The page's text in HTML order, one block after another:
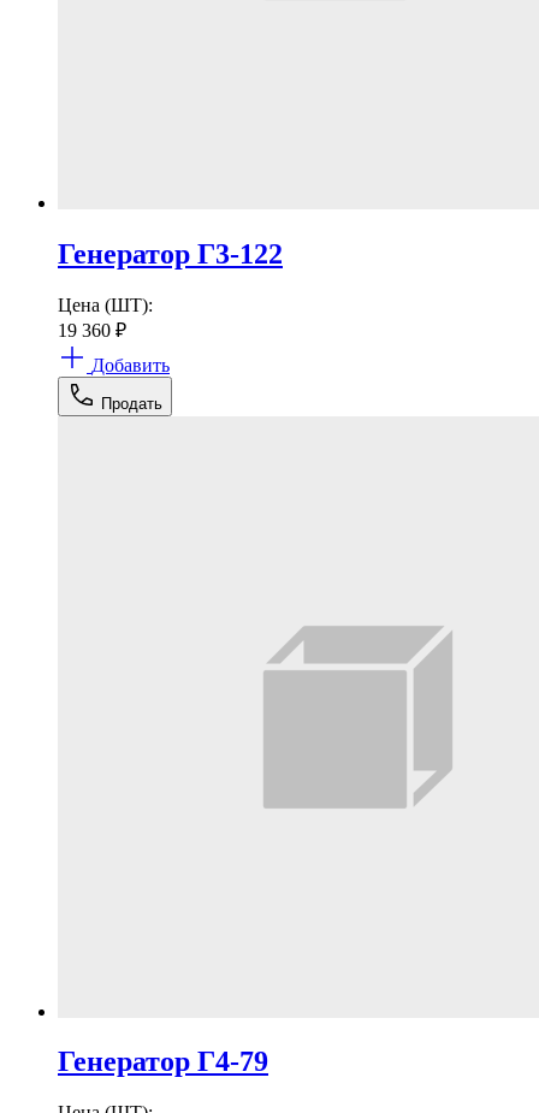
Генератор Г3-122
Цена (ШТ):
19 360 ₽
Добавить
Продать
Генератор Г4-79